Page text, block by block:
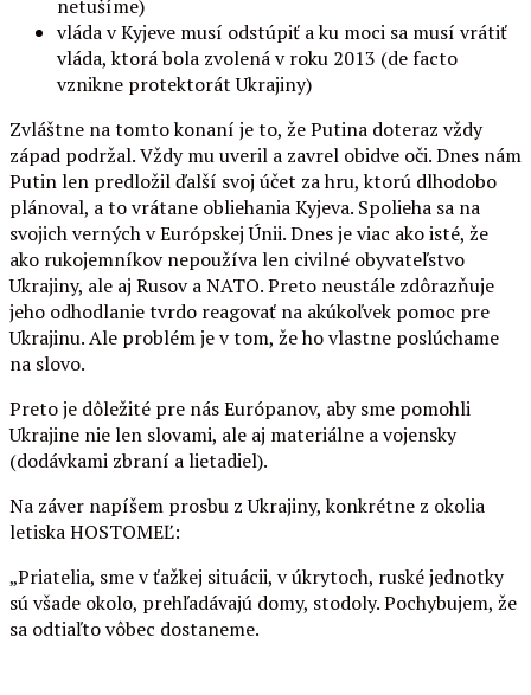
netušíme)
vláda v Kyjeve musí odstúpiť a ku moci sa musí vrátiť
vláda, ktorá bola zvolená v roku 2013 (de facto
vznikne protektorát Ukrajiny)
Zvláštne na tomto konaní je to, že Putina doteraz vždy
západ podržal. Vždy mu uveril a zavrel obidve oči. Dnes nám
Putin len predložil ďalší svoj účet za hru, ktorú dlhodobo
plánoval, a to vrátane obliehania Kyjeva. Spolieha sa na
svojich verných v Európskej Únii. Dnes je viac ako isté, že
ako rukojemníkov nepoužíva len civilné obyvateľstvo
Ukrajiny, ale aj Rusov a NATO. Preto neustále zdôrazňuje
jeho odhodlanie tvrdo reagovať na akúkoľvek pomoc pre
Ukrajinu. Ale problém je v tom, že ho vlastne poslúchame
na slovo.
Preto je dôležité pre nás Európanov, aby sme pomohli
Ukrajine nie len slovami, ale aj materiálne a vojensky
(dodávkami zbraní a lietadiel).
Na záver napíšem prosbu z Ukrajiny, konkrétne z okolia
letiska HOSTOMEĽ:
„Priatelia, sme v ťažkej situácii, v úkrytoch, ruské jednotky
sú všade okolo, prehľadávajú domy, stodoly. Pochybujem, že
sa odtiaľto vôbec dostaneme.